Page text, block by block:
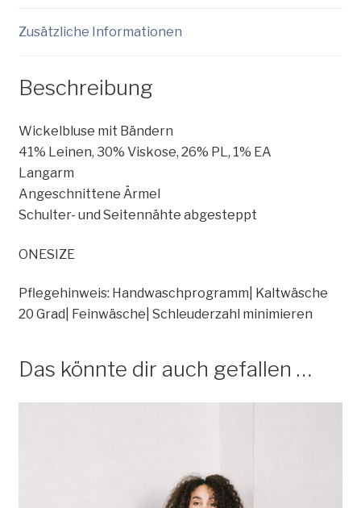
Zusätzliche Informationen
Beschreibung
Wickelbluse mit Bändern
41% Leinen, 30% Viskose, 26% PL, 1% EA
Langarm
Angeschnittene Ärmel
Schulter- und Seitennähte abgesteppt
ONESIZE
Pflegehinweis: Handwaschprogramm| Kaltwäsche
20 Grad| Feinwäsche| Schleuderzahl minimieren
Das könnte dir auch gefallen …